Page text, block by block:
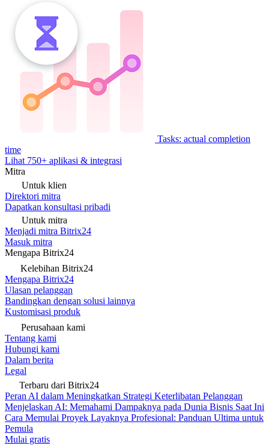
Tasks: actual completion
time
Lihat 750+ aplikasi & integrasi
Mitra
Untuk klien
Direktori mitra
Dapatkan konsultasi pribadi
Untuk mitra
Menjadi mitra Bitrix24
Masuk mitra
Mengapa Bitrix24
Kelebihan Bitrix24
Mengapa Bitrix24
Ulasan pelanggan
Bandingkan dengan solusi lainnya
Kustomisasi produk
Perusahaan kami
Tentang kami
Hubungi kami
Dalam berita
Legal
Terbaru dari Bitrix24
Peran AI dalam Meningkatkan Strategi Keterlibatan Pelanggan
Menjelaskan AI: Memahami Dampaknya pada Dunia Bisnis Saat Ini
Cara Memulai Proyek Layaknya Profesional: Panduan Ultima untuk
Pemula
Mulai gratis